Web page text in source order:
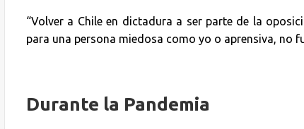
“Volver a Chile en dictadura a ser parte de la
para una persona miedosa como yo o aprensiva, no
Durante la Pandemia